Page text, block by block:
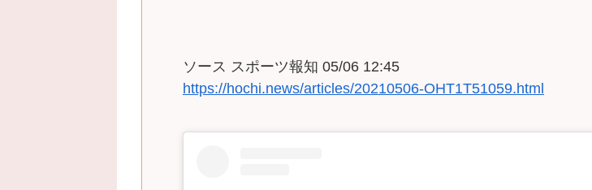
ソース スポーツ報知 05/06 12:45
https://hochi.news/articles/20210506-OHT1T51059.html